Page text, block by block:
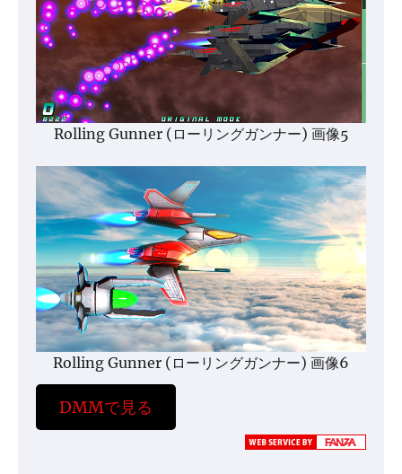
Rolling Gunner (ローリングガンナー) 画像5
Rolling Gunner (ローリングガンナー) 画像6
DMMで見る